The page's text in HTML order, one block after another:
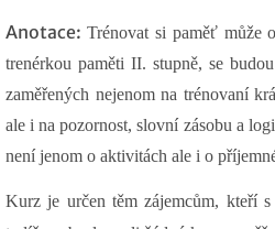
Anotace: Trénovat si paměť může
trenérkou paměti II. stupně, se
zaměřených nejenom na trénovaní
ale i na pozornost, slovní zásobu a
není jenom o aktivitách ale i o
Kurz je určen těm zájemcům, kteří